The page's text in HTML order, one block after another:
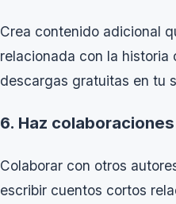
Crea contenido adicional
relacionada con la historia
descargas gratuitas en tu
6. Haz
Colaborar con otros
escribir cuentos cortos